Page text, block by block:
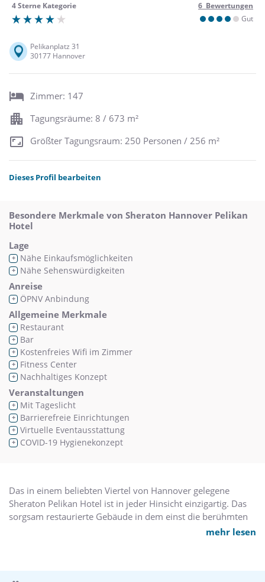
4 Sterne Kategorie
6 Bewertungen
Gut
Pelikanplatz 31
30177 Hannover
Zimmer: 147
Tagungsräume: 8 / 673 m²
Größter Tagungsraum: 250 Personen / 256 m²
Dieses Profil bearbeiten
Besondere Merkmale von Sheraton Hannover Pelikan
Hotel
Lage
+ Nähe Einkaufsmöglichkeiten
+ Nähe Sehenswürdigkeiten
Anreise
+ ÖPNV Anbindung
Allgemeine Merkmale
+ Restaurant
+ Bar
+ Kostenfreies Wifi im Zimmer
+ Fitness Center
+ Nachhaltiges Konzept
Veranstaltungen
+ Mit Tageslicht
+ Barrierefreie Einrichtungen
+ Virtuelle Eventausstattung
+ COVID-19 Hygienekonzept
Das in einem beliebten Viertel von Hannover gelegene
Sheraton Pelikan Hotel ist in jeder Hinsicht einzigartig. Das
sorgsam restaurierte Gebäude in dem einst die berühmten
Pelikan-Füller hergestellt wurden beherbergt nun unser
mehr lesen